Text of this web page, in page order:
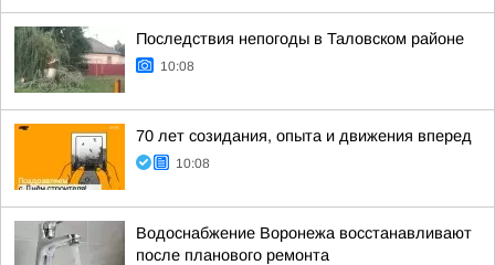
Последствия непогоды в Таловском районе
10:08
70 лет созидания, опыта и движения вперед
10:08
Водоснабжение Воронежа восстанавливают
после планового ремонта